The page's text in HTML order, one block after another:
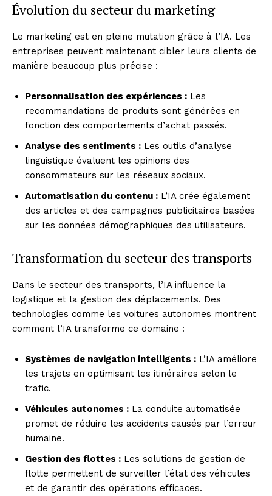
Évolution du secteur du marketing
Le marketing est en pleine mutation grâce à l’IA. Les
entreprises peuvent maintenant cibler leurs clients de
manière beaucoup plus précise :
Personnalisation des expériences : Les
recommandations de produits sont générées en
fonction des comportements d’achat passés.
Analyse des sentiments : Les outils d’analyse
linguistique évaluent les opinions des
consommateurs sur les réseaux sociaux.
Automatisation du contenu : L’IA crée également
des articles et des campagnes publicitaires basées
sur les données démographiques des utilisateurs.
Transformation du secteur des transports
Dans le secteur des transports, l’IA influence la
logistique et la gestion des déplacements. Des
technologies comme les voitures autonomes montrent
comment l’IA transforme ce domaine :
Systèmes de navigation intelligents : L’IA améliore
les trajets en optimisant les itinéraires selon le
trafic.
Véhicules autonomes : La conduite automatisée
promet de réduire les accidents causés par l’erreur
humaine.
Gestion des flottes : Les solutions de gestion de
flotte permettent de surveiller l’état des véhicules
et de garantir des opérations efficaces.